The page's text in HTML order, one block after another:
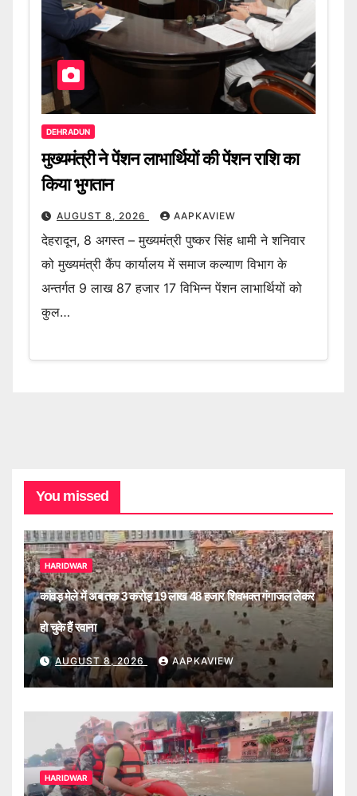
DEHRADUN
मुख्यमंत्री ने पेंशन लाभार्थियों की पेंशन राशि का
किया भुगतान
AUGUST 8, 2026 AAPKAVIEW
देहरादून, 8 अगस्त – मुख्यमंत्री पुष्कर सिंह धामी ने शनिवार
को मुख्यमंत्री कैंप कार्यालय में समाज कल्याण विभाग के
अन्तर्गत 9 लाख 87 हजार 17 विभिन्न पेंशन लाभार्थियों को
कुल…
You missed
HARIDWAR
कांवड़ मेले में अब तक 3 करोड़ 19 लाख 48 हजार शिवभक्त गंगाजल लेकर
हो चुके हैं रवाना
AUGUST 8, 2026 AAPKAVIEW
HARIDWAR